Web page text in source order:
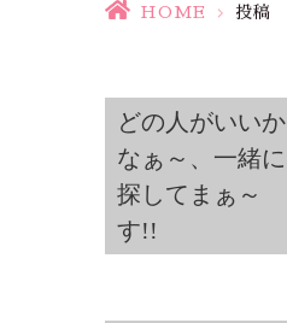
HOME > 投稿
どの人がいいか
なぁ～、一緒に
探してまぁ～
す!!